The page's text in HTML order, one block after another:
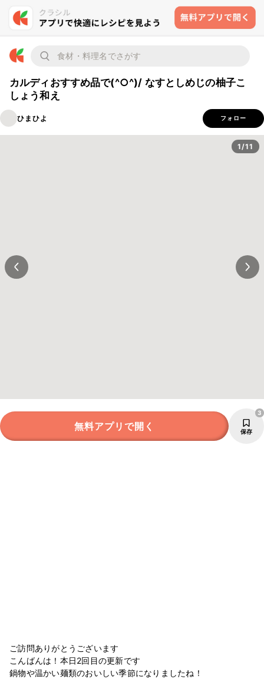
カルディおすすめ品で(^○^)/ なすとしめじの柚子こ
しょう和え
ひまひよ フォロー
1/11
無料アプリで開く 保存
3
ご訪問ありがとうございます
こんばんは！本日2回目の更新です
鍋物や温かい麺類のおいしい季節になりましたね！